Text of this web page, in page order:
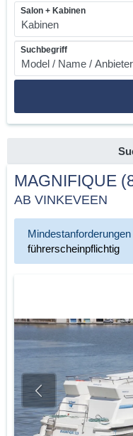
Salon + Kabinen
Suchbegriff
MAGNIFIQUE
AB VINKEVEEN
führerscheinpflichtig